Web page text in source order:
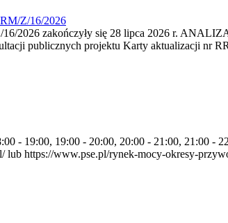
Z/16/2026
2026 zakończyły się 28 lipca 2026 r.
publicznych projektu Karty aktualizacji nr
- 19:00, 19:00 - 20:00, 20:00 - 21:00, 21:00 -
lub https://www.pse.pl/rynek-mocy-okresy-